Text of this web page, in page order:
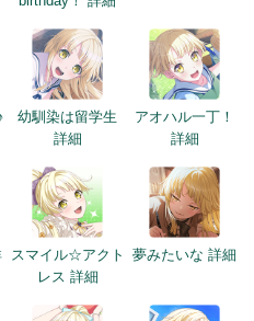
幼馴染は留学生
詳細
アオハル一丁！
詳細
スマイル☆アクト
レス 詳細
夢みたいな 詳細